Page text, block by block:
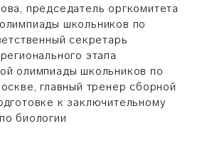
председатель оргкомитета
школьников по
секретарь
этапа
олимпиады школьников по
главный тренер сборной
к заключительному
биологии